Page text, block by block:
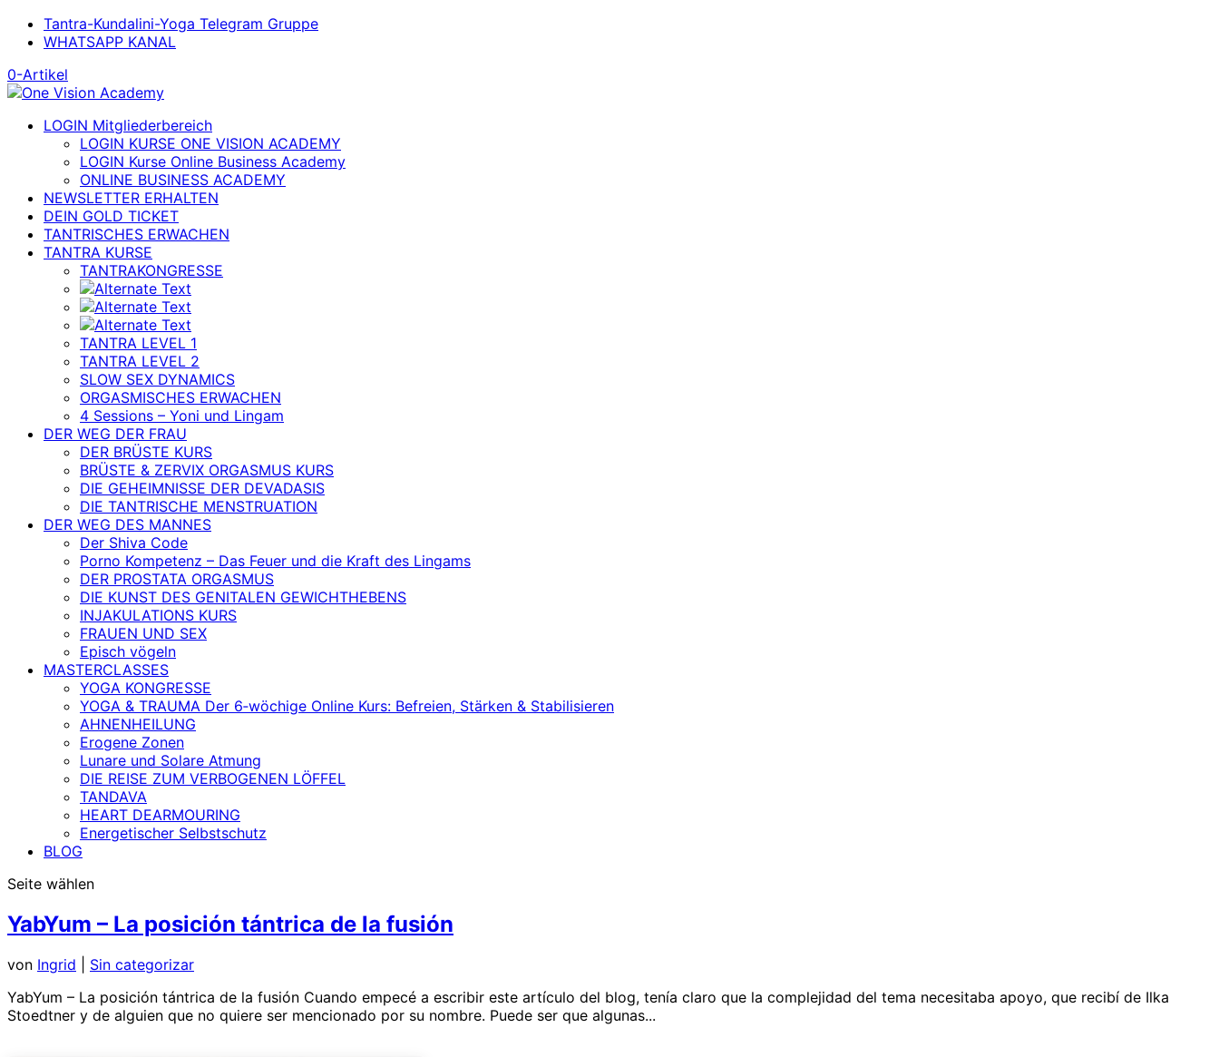
Tantra-Kundalini-Yoga Telegram Gruppe
WHATSAPP KANAL
0-Artikel
LOGIN Mitgliederbereich
LOGIN KURSE ONE VISION ACADEMY
LOGIN Kurse Online Business Academy
ONLINE BUSINESS ACADEMY
NEWSLETTER ERHALTEN
DEIN GOLD TICKET
TANTRISCHES ERWACHEN
TANTRA KURSE
TANTRAKONGRESSE
TANTRA LEVEL 1
TANTRA LEVEL 2
SLOW SEX DYNAMICS
ORGASMISCHES ERWACHEN
4 Sessions – Yoni und Lingam
DER WEG DER FRAU
DER BRÜSTE KURS
BRÜSTE & ZERVIX ORGASMUS KURS
DIE GEHEIMNISSE DER DEVADASIS
DIE TANTRISCHE MENSTRUATION
DER WEG DES MANNES
Der Shiva Code
Porno Kompetenz – Das Feuer und die Kraft des Lingams
DER PROSTATA ORGASMUS
DIE KUNST DES GENITALEN GEWICHTHEBENS
INJAKULATIONS KURS
FRAUEN UND SEX
Episch vögeln
MASTERCLASSES
YOGA KONGRESSE
YOGA & TRAUMA Der 6‑wöchige Online Kurs: Befreien, Stärken & Stabilisieren
AHNENHEILUNG
Erogene Zonen
Lunare und Solare Atmung
DIE REISE ZUM VERBOGENEN LÖFFEL
TANDAVA
HEART DEARMOURING
Energetischer Selbstschutz
BLOG
Seite wählen
YabYum – La posición tántrica de la fusión
von Ingrid
Sin categorizar
YabYum – La posición tántrica de la fusión Cuando empecé a escribir este artículo del blog, tenía claro que la complejidad del tema necesitaba apoyo, que recibí de Ilka
Stoedtner y de alguien que no quiere ser mencionado por su nombre. Puede ser que algunas...